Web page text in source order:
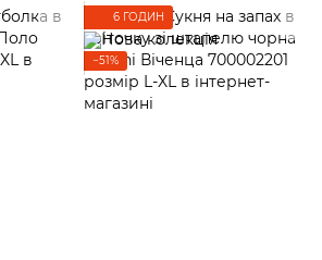
6 ГОДИН
−51%